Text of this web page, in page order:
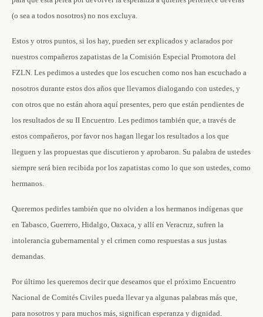
(o sea a todos nosotros) no nos excluya.
Estos y otros puntos, si los hay, pueden ser explicados y aclarados por
nuestros compañeros zapatistas de la Comisión Especial Promotora del
FZLN. Les pedimos a ustedes que los escuchen como nos han escuchado a
nosotros durante estos dos años que llevamos dialogando con ustedes, y
con otros que no están ahora aquí presentes, pero que están pendientes de
los resultados de su II Encuentro. Les pedimos también que, a través de
estos compañeros, por favor nos hagan llegar los resultados a los que
lleguen y las propuestas que discutieron y aprobaron. Su palabra de ustedes
siempre será bien recibida por los zapatistas como lo que son ustedes, como
hermanos.
Queremos pedirles también que no olviden a los hermanos indígenas que
en Tabasco, Guerrero, Hidalgo, Oaxaca, y allí en Veracruz, sufren la
intolerancia gubernamental y el crimen como respuestas a sus justas
demandas.
Por último les queremos decir que deseamos que el próximo Encuentro
Nacional de Comités Civiles pueda llevar ya algunas palabras más que,
para nosotros y para muchos más, significan esperanza y dignidad.